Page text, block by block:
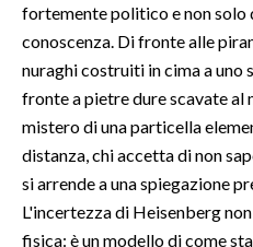
fortemente politico e non solo
conoscenza. Di fronte alle
nuraghi costruiti in cima a uno
fronte a pietre dure scavate al
mistero di una particella
distanza, chi accetta di non
si arrende a una spiegazione
L'incertezza di Heisenberg
fisica: è un modello di come